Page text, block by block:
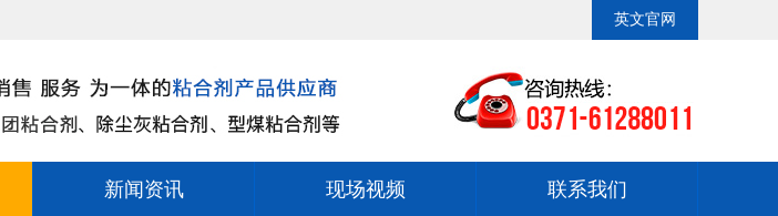
绿色产品”为使命，奉行“品质卓越，服务至上”为经营理念，并以“打造粘合剂中国一流品牌”为发展目标，始
英文官网
新闻资讯 现场视频 联系我们